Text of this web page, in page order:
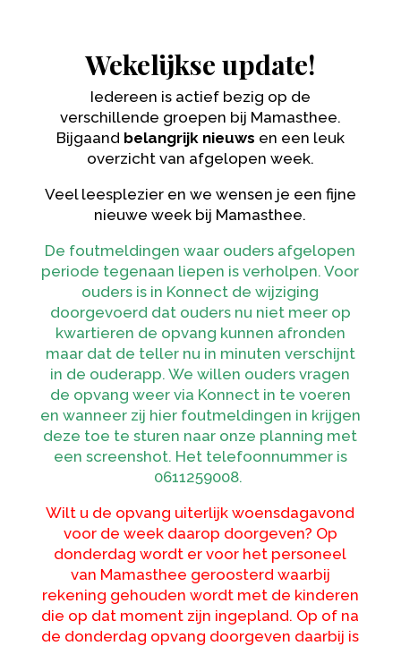
Wekelijkse update!
Iedereen is actief bezig op de
verschillende groepen bij Mamasthee.
Bijgaand belangrijk nieuws en een leuk
overzicht van afgelopen week.
Veel leesplezier en we wensen je een fijne
nieuwe week bij Mamasthee.
De foutmeldingen waar ouders afgelopen
periode tegenaan liepen is verholpen. Voor
ouders is in Konnect de wijziging
doorgevoerd dat ouders nu niet meer op
kwartieren de opvang kunnen afronden
maar dat de teller nu in minuten verschijnt
in de ouderapp. We willen ouders vragen
de opvang weer via Konnect in te voeren
en wanneer zij hier foutmeldingen in krijgen
deze toe te sturen naar onze planning met
een screenshot. Het telefoonnummer is
0611259008.
Wilt u de opvang uiterlijk woensdagavond
voor de week daarop doorgeven? Op
donderdag wordt er voor het personeel
van Mamasthee geroosterd waarbij
rekening gehouden wordt met de kinderen
die op dat moment zijn ingepland. Op of na
de donderdag opvang doorgeven daarbij is